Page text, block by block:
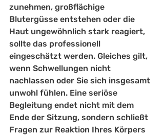
zunehmen, großflächige
Blutergüsse entstehen oder die
Haut ungewöhnlich stark reagiert,
sollte das professionell
eingeschätzt werden. Gleiches gilt,
wenn Schwellungen nicht
nachlassen oder Sie sich insgesamt
unwohl fühlen. Eine seriöse
Begleitung endet nicht mit dem
Ende der Sitzung, sondern schließt
Fragen zur Reaktion Ihres Körpers